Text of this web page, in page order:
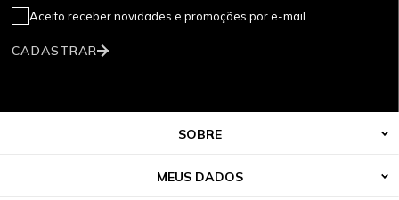
CADASTRAR
Aceito receber novidades e promoções por e-mail
SOBRE
MEUS DADOS